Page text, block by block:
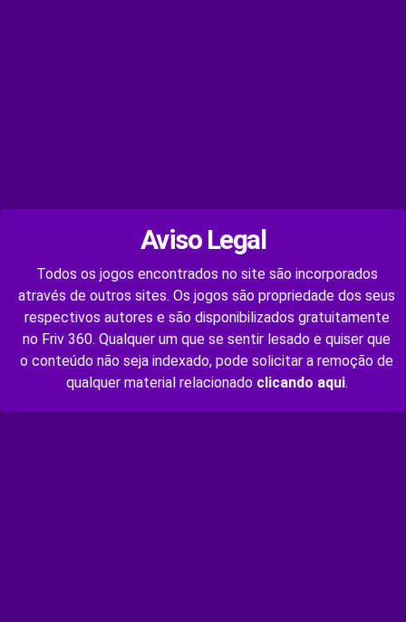
Aviso Legal
Todos os jogos encontrados no site são incorporados
através de outros sites. Os jogos são propriedade dos seus
respectivos autores e são disponibilizados gratuitamente
no Friv 360. Qualquer um que se sentir lesado e quiser que
o conteúdo não seja indexado, pode solicitar a remoção de
qualquer material relacionado clicando aqui.